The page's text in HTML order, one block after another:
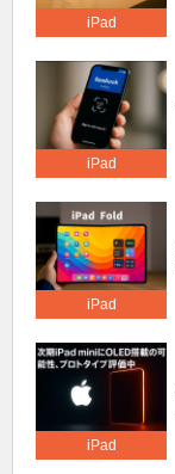
iPad
iPad
iPad
iPad